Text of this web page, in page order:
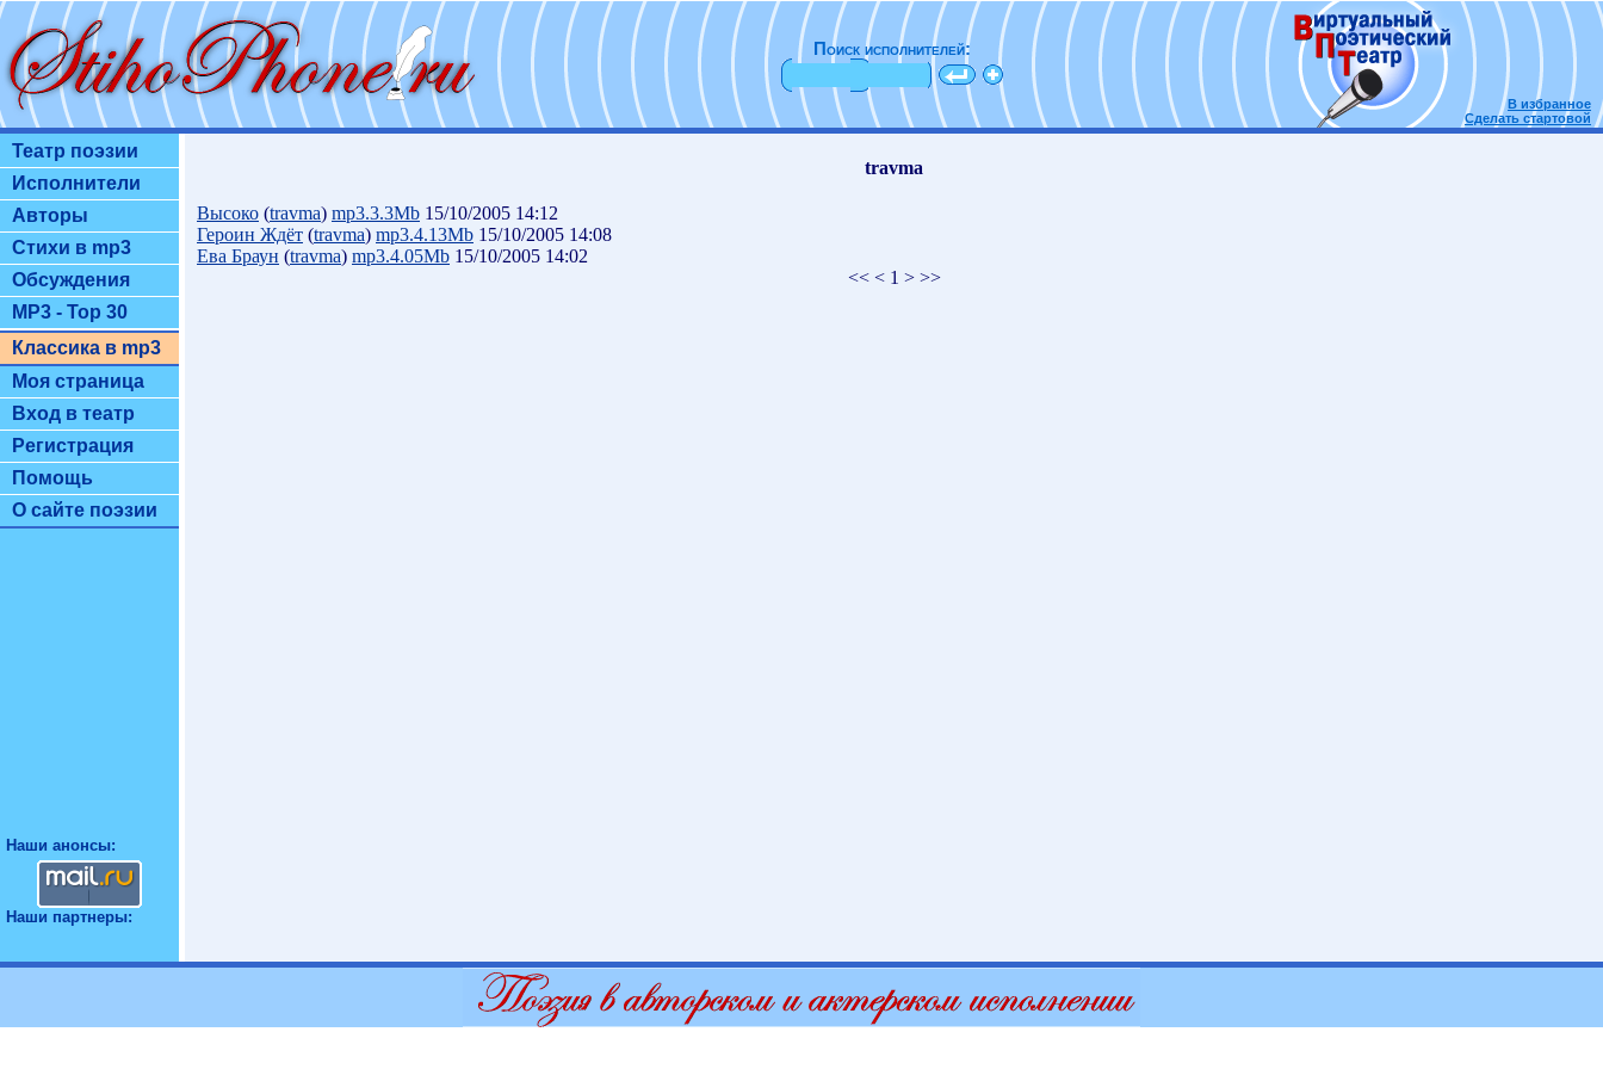
Поиск исполнителей:
В избранное
Сделать стартовой
Театр поэзии
Исполнители
Авторы
Стихи в mp3
Обсуждения
MP3 - Top 30
Классика в mp3
Моя страница
Вход в театр
Регистрация
Помощь
О сайте поэзии
Наши анонсы:
Наши партнеры:
travma
Высоко (travma) mp3.3.3Mb 15/10/2005 14:12
Героин Ждёт (travma) mp3.4.13Mb 15/10/2005 14:08
Ева Браун (travma) mp3.4.05Mb 15/10/2005 14:02
<< < 1 > >>